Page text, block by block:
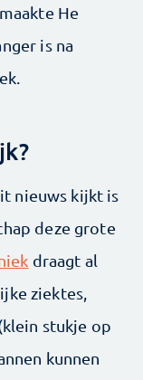
He
is na
nieuws kijkt is
deze grote
draagt al
ziektes,
stukje op
kunnen